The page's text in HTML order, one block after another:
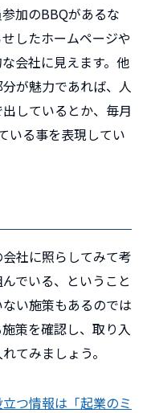
加のBBQがあるな
したホームページや
会社に見えます。他
が魅力であれば、人
しているとか、毎月
いる事を表現してい
社に照らしてみて考
でいる、ということ
い施策もあるのでは
策を確認し、取り入
てみましょう。
つ情報は「起業のミ